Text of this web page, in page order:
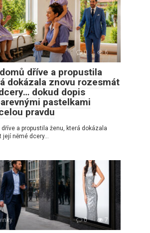
0 6
dříve a propustila
dokázala znovu rozesmát
dokud dopis
pastelkami
pravdu
a propustila ženu, která dokázala
němé dcery…
0 7